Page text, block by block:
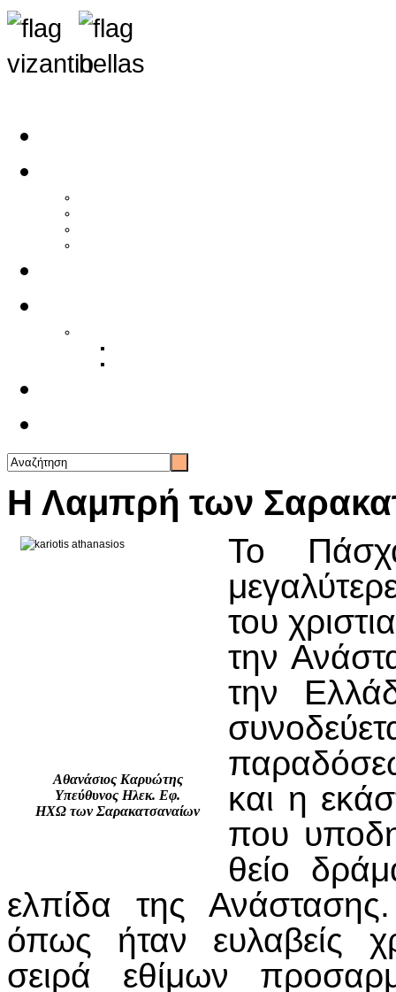
Η Λαμπρή των
Αθανάσιος Καρυώτης
Υπεύθυνος Ηλεκ. Εφ.
ΗΧΩ των Σαρακατσαναίων
Το
του
την
την
και η
που
θείο
ελπίδα της
όπως ήταν ευλαβείς
σειρά εθίμων